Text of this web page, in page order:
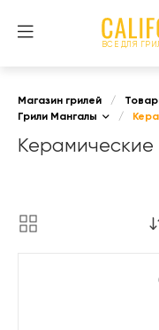
ВСЕ ДЛЯ
Магазин грилей /
Грили Мангалы
/
Керамические